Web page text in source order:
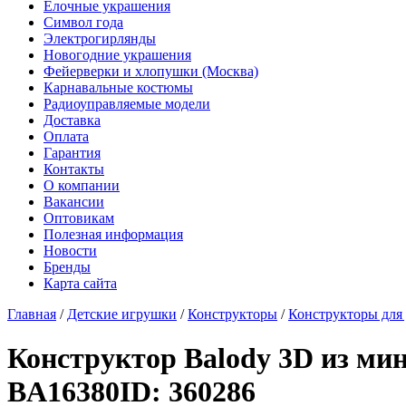
Елочные украшения
Символ года
Электрогирлянды
Новогодние украшения
Фейерверки и хлопушки (Москва)
Карнавальные костюмы
Радиоуправляемые модели
Доставка
Оплата
Гарантия
Контакты
О компании
Вакансии
Оптовикам
Полезная информация
Новости
Бренды
Карта сайта
Главная / Детские игрушки /Конструкторы /Конструкторы для
Конструктор Balody 3D из
BA16380ID: 360286